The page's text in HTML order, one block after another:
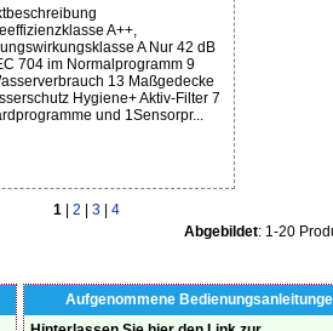
A++,
A Nur 42 dB
704 im Normalprogramm 9
13 Maßgedecke
Hygiene+ Aktiv-Filter 7
und 1Sensorpr...
1 2 3
4
Abgebildet: 1-20
Aufgenommene